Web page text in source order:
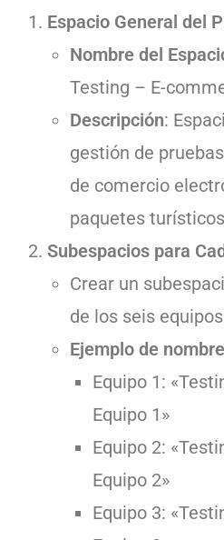
Espacio General del
Nombre del
Testing – E-
Descripción:
gestión de
de comercio
paquetes
Subespacios para
Crear un
de los seis
Ejemplo de
Equipo 1:
Equipo 1»
Equipo 2:
Equipo 2»
Equipo 3: